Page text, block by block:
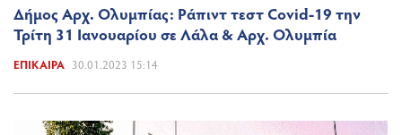
Δήμος Αρχ. Ολυμπίας: Ράπιντ τεστ Covid-19 την
Τρίτη 31 Ιανουαρίου σε Λάλα & Αρχ. Ολυμπία
ΕΠΊΚΑΙΡΑ 30.01.2023 15:14